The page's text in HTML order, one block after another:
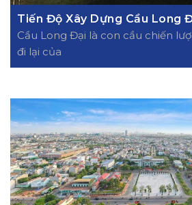
Tiến Độ Xây Dựng Cầu Long
Cầu Long Đại là con cầu chiến
đi lại của